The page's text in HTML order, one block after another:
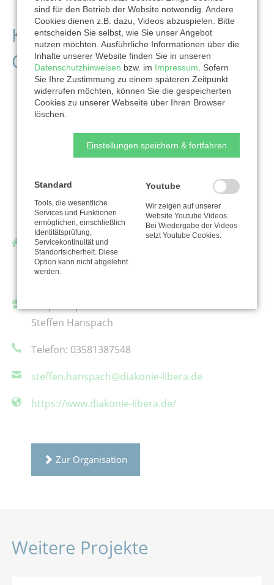
Kontaktdaten der
Organisation
Diakonie Libera
Mühlweg 6
02826 Görlitz
Steffen Hanspach
Telefon: 03581387548
steffen.hanspach@diakonie-libera.de
https://www.diakonie-libera.de/
Zur Organisation
Weitere Projekte
sind für den Betrieb der Website notwendig. Andere
Cookies dienen z.B. dazu, Videos abzuspielen. Bitte
entscheiden Sie selbst, wie Sie unser Angebot
nutzen möchten. Ausführliche Informationen über die
Inhalte unserer Website finden Sie in unseren
Datenschutzhinweisen bzw. im Impressum . Sofern
Sie Ihre Zustimmung zu einem späteren Zeitpunkt
widerrufen möchten, können Sie die gespeicherten
Cookies zu unserer Webseite über Ihren Browser
löschen.
Einstellungen speichern & fortfahren
Standard
Tools, die wesentliche
Services und Funktionen
ermöglichen, einschließlich
Identitätsprüfung,
Servicekontinuität und
Standortsicherheit. Diese
Option kann nicht abgelehnt
werden.
Youtube
Wir zeigen auf unserer
Website Youtube Videos.
Bei Wiedergabe der Videos
setzt Youtube Cookies.